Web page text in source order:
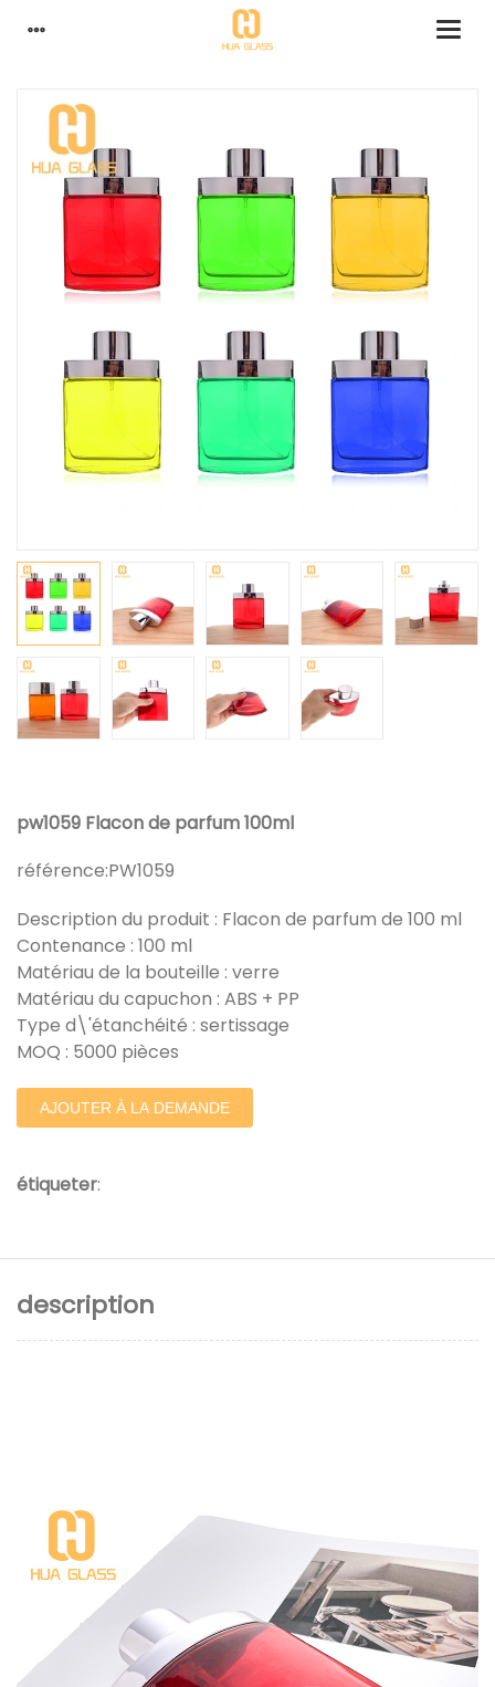
pw1059 Flacon de parfum 100ml
référence:PW1059
Description du produit : Flacon de parfum de 100 ml
Contenance : 100 ml
Matériau de la bouteille : verre
Matériau du capuchon : ABS + PP
Type d\'étanchéité : sertissage
MOQ : 5000 pièces
AJOUTER À LA DEMANDE
étiqueter:
description